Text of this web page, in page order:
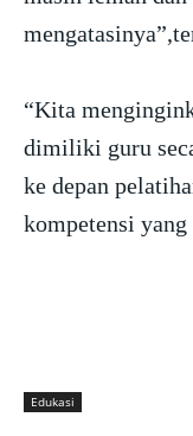
“Kita
dimiliki guru
ke depan
kompetensi
Edukasi